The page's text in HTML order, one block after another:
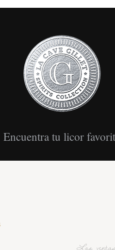
Encuentra tu licor
Las